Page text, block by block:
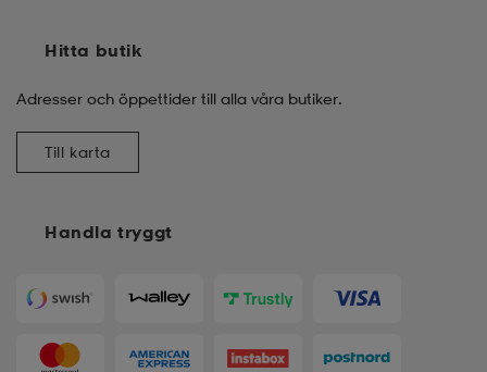
Handla tryggt
Hitta butik
Adresser och öppettider till alla våra butiker.
Till karta